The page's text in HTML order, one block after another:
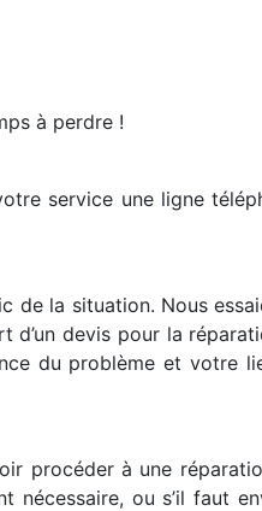
à perdre !
service une ligne
de la situation. Nous
devis pour la
du problème et votre
procéder à une
ou s’il faut